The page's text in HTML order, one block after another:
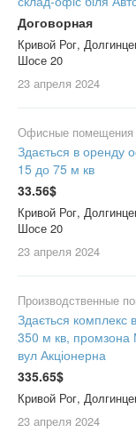
Договорная
Кривой Рог,
Шосе 20
23 апреля 2024
Офисные помещения
Здається в оренду
15 до 75 м кв
33.56$
Кривой Рог,
Шосе 20
23 апреля 2024
Производственные
Здається комплекс
350 м кв, промзона
вул Акціонерна
335.65$
Кривой Рог,
23 апреля 2024